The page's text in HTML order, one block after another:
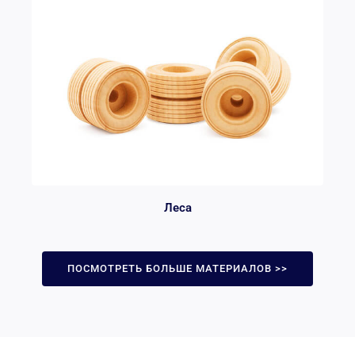
Леса
ПОСМОТРЕТЬ БОЛЬШЕ МАТЕРИАЛОВ >>